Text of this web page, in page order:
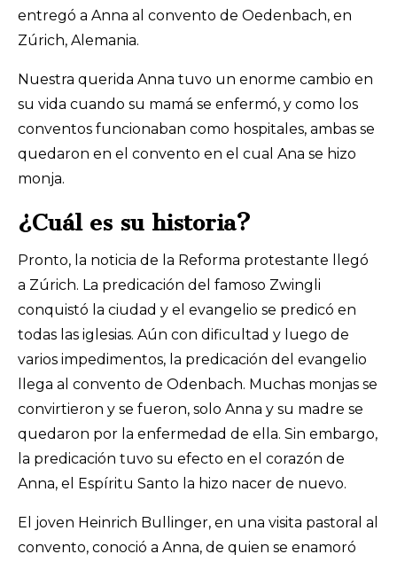
entregó a Anna al convento de Oedenbach, en
Zúrich, Alemania.
Nuestra querida Anna tuvo un enorme cambio en
su vida cuando su mamá se enfermó, y como los
conventos funcionaban como hospitales, ambas se
quedaron en el convento en el cual Ana se hizo
monja.
¿Cuál es su historia?
Pronto, la noticia de la Reforma protestante llegó
a Zúrich. La predicación del famoso Zwingli
conquistó la ciudad y el evangelio se predicó en
todas las iglesias. Aún con dificultad y luego de
varios impedimentos, la predicación del evangelio
llega al convento de Odenbach. Muchas monjas se
convirtieron y se fueron, solo Anna y su madre se
quedaron por la enfermedad de ella. Sin embargo,
la predicación tuvo su efecto en el corazón de
Anna, el Espíritu Santo la hizo nacer de nuevo.
El joven Heinrich Bullinger, en una visita pastoral al
convento, conoció a Anna, de quien se enamoró